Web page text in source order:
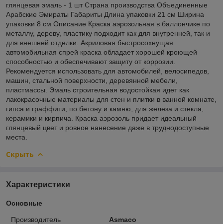
глянцевая эмаль - 1 шт Страна производства Объединенные
Арабские Эмираты Габариты Длина упаковки 21 см Ширина
упаковки 8 см Описание Краска аэрозольная в баллончике по
металлу, дереву, пластику подходит как для внутренней, так и
для внешней отделки. Акриловая быстросохнущая
автомобильная спрей краска обладает хорошей кроющей
способностью и обеспечивают защиту от коррозии.
Рекомендуется использовать для автомобилей, велосипедов,
машин, стальной поверхности, деревянной мебели,
пластмассы. Эмаль строительная водостойкая идет как
лакокрасочные материалы для стен и плитки в ванной комнате,
гипса и граффити, по бетону и камню, для железа и стекла,
керамики и кирпича. Краска аэрозоль придает идеальный
глянцевый цвет и ровное нанесение даже в труднодоступные
места.
Скрыть
Характеристики
Основные
Производитель Asmaco